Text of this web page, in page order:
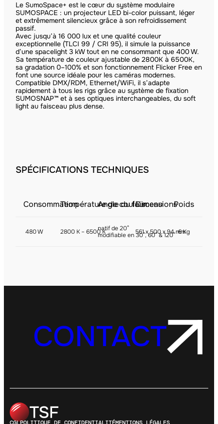
Le SumoSpace+ est le cœur du système modulaire
SUMOSPACE : un projecteur LED bi-color puissant, léger
et extrêmement silencieux grâce à son refroidissement
passif.
Avec jusqu’à 16 000 lux et une qualité couleur
exceptionnelle (TLCI 99 / CRI 95), il simule la puissance
d’une spacelight 3 kW tout en ne consommant que 400 W.
Sa température de couleur ajustable de 2800K à 6500K,
sa gradation 0–100% et son fonctionnement Flicker Free en
font une source idéale pour les caméras modernes.
Compatible DMX/RDM, Ethernet/WiFi, il s’adapte
rapidement à tous les rigs grâce au système de fixation
SUMOSNAP™ et à ses optiques interchangeables, du soft
light au faisceau plus dense.
SPÉCIFICATIONS TECHNIQUES
ConsommationTempérature de couleur
Angle du faisceau
DimensionsPoids
480 W 2800 K – 6500 Knatif de 20°
modifiable en 30°, 60° & 120°
561 x 500 x 94 mm
6 Kg
CONTACT